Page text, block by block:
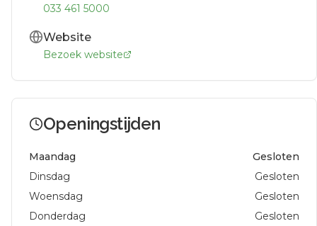
033 461 5000
Website
Bezoek website
Openingstijden
Maandag
Gesloten
Dinsdag
Gesloten
Woensdag
Gesloten
Donderdag
Gesloten